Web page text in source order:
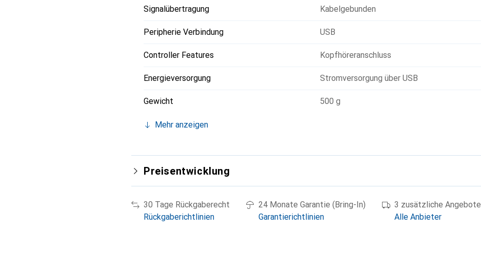
Signalübertragung Kabelgebunden
Peripherie Verbindung USB
Controller Features Kopfhöreranschluss
Energieversorgung Stromversorgung über USB
Gewicht 500 g
Mehr anzeigen
Preisentwicklung
30 Tage Rückgaberecht
Rückgaberichtlinien
24 Monate Garantie (Bring-In)
Garantierichtlinien
3 zusätzliche Angebote
Alle Anbieter